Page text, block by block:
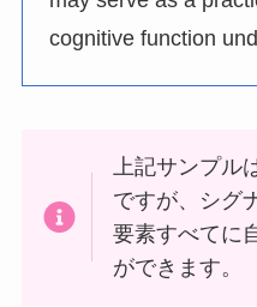
cognitive function
上記サンプル
ですが、シグ
要素すべてに
ができます。